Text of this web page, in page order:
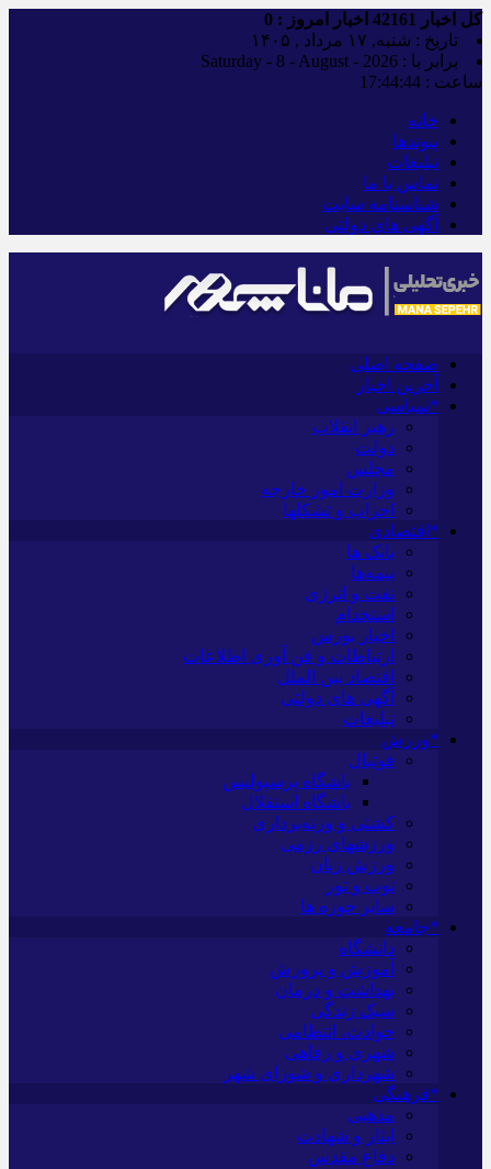
کل اخبار اخبار امروز : 0
تاریخ : شنبه, ۱۷ مرداد , ۱۴۰۵
برابر با : Saturday - 8 - August - 2026
ساعت : 17:44:45
خانه
پیوندها
تبلیغات
تماس با ما
شناسنامه سایت
آگهی های دولتی
صفحه اصلی
آخرین اخبار
*سیاسی
رهبر انقلاب
دولت
مجلس
وزارت امور خارجه
احزاب و تشکلها
*اقتصادی
بانک ها
بیمه‌ها
نفت و انرژی
استخدام
اخبار بورس
ارتباطات و فن آوری اطلاعات
اقتصاد بین الملل
آگهی های دولتی
تبلیغات
*ورزش
فوتبال
باشگاه پرسپولیس
باشگاه استقلال
کشتی و وزنه‌برداری
ورزشهای رزمی
ورزش زنان
توپ و تور
سایر حوزه ها
*جامعه
دانشگاه
آموزش و پرورش
بهداشت و درمان
سبک زندگی
حوادث، انتظامی
شهری و رفاهی
شهرداری و شورای شهر
*فرهنگی
مذهبی
ایثار و شهادت
دفاع مقدس